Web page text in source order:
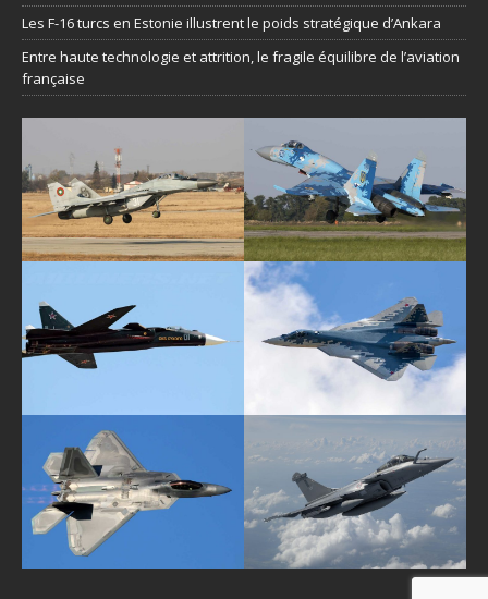
Les F-16 turcs en Estonie illustrent le poids stratégique d’Ankara
Entre haute technologie et attrition, le fragile équilibre de l’aviation
française